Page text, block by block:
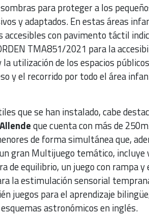
para proteger a los
y adaptados. En estas áreas
con pavimento táctil
TMA851/2021 para la
utilización de los espacios
y el recorrido por todo el área
que se han instalado, cabe
que cuenta con más de
de forma simultánea que,
gran Multijuego temático, incluye
de equilibrio, un juego con rampa y
la estimulación sensorial
juegos para el aprendizaje
astronómicos en inglés.